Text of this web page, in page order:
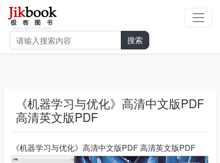
搜索
《机器学习与优化》高清中文版PDF
高清英文版PDF